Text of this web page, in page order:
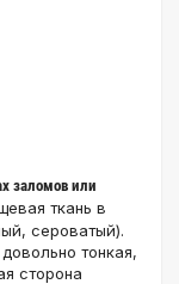
заломов или
ткань в
сероватый).
тонкая,
сторона